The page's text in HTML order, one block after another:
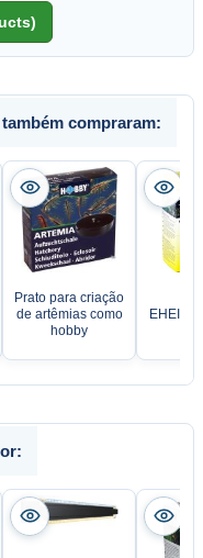
compraram:
Prato para criação
de artêmias como
hobby
EHEIM